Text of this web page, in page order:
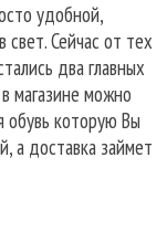
удобной,
Сейчас от тех
два главных
магазине можно
обувь которую Вы
а доставка займет